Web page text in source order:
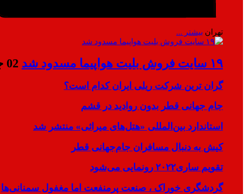
تهران بیشتر ...
۱۹ سایت فروش بلیت هواپیما مسدود شد 02 جولای 2023
گران ترین شرکت ریلی ایران کدام است؟
جام جهانی قطر بدون روادید در قشم
استاندارد بین‌المللی «هتل‌های میراثی» منتشر شد
کیش به دنبال مسافران جام‌جهانی قطر
تقویم ساری۲۰۲۲ رونمایی می‌شود
گردشگری خوراک ، صنعت پرمنفعت اما مغفول سمنانی‌ها